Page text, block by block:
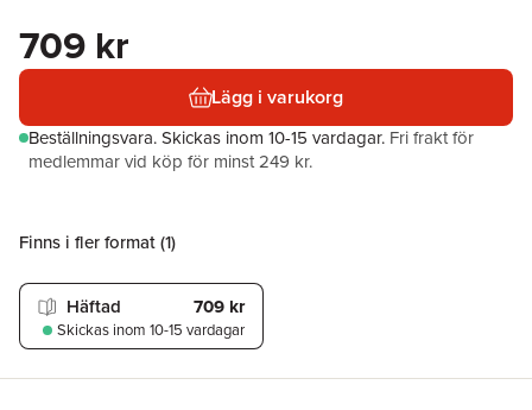
709 kr
Lägg i varukorg
Beställningsvara.Skickas inom 10-15 vardagar. Fri frakt för
medlemmar vid köp för minst 249 kr.
Finns i fler format (1)
Häftad 709 kr
Skickas inom 10-15 vardagar